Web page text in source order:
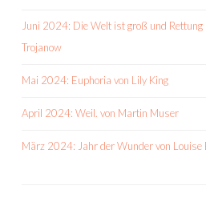
Juni 2024: Die Welt ist groß und
Trojanow
Mai 2024: Euphoria von Lily King
April 2024: Weil. von Martin Muser
März 2024: Jahr der Wunder von Louise